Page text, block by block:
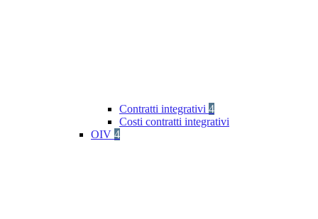
Contratti integrativi 4
Costi contratti integrativi
OIV 4